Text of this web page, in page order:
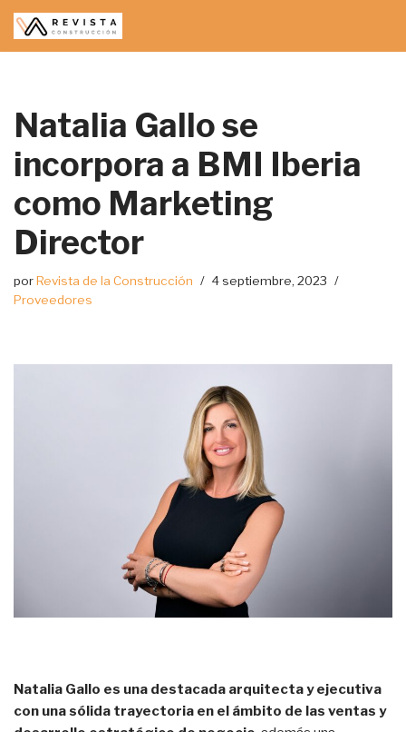
Saltar
Natalia Gallo se
incorpora a BMI Iberia
como Marketing
Director
porRevista de la Construcción
4 septiembre, 2023
Proveedores
Natalia Gallo es una destacada arquitecta y ejecutiva
con una sólida trayectoria en el ámbito de las ventas y